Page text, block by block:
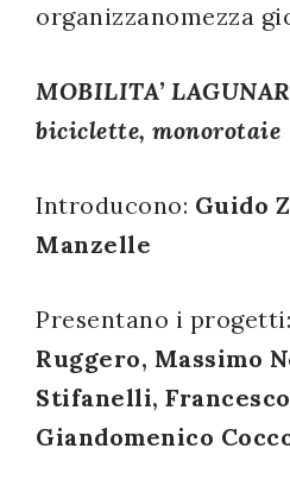
organizzanomezza
MOBILITA’
biciclette, monorotaie
Introducono: Guido
Manzelle
Presentano i progetti:
Ruggero, Massimo
Stifanelli,
Giandomenico
avvenuta con
successo!